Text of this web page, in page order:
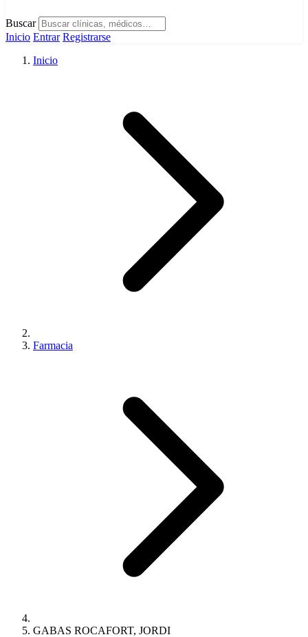
Buscar
Inicio Entrar Registrarse
Inicio
Farmacia
GABAS ROCAFORT, JORDI